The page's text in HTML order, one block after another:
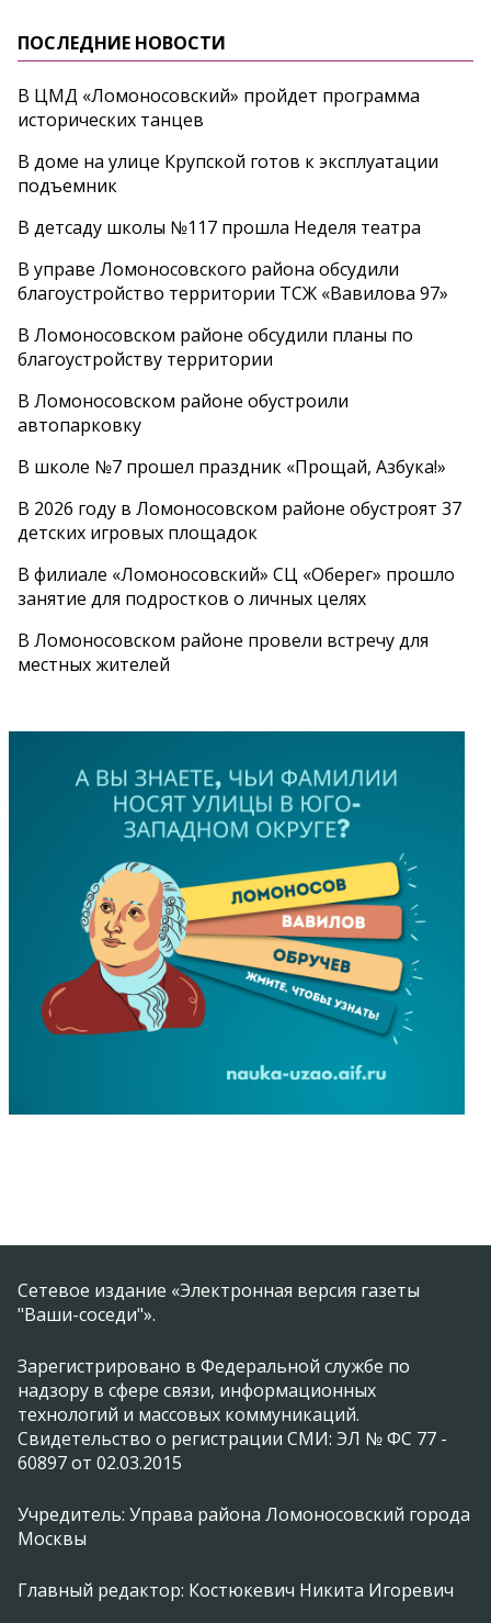
ПОСЛЕДНИЕ НОВОСТИ
В ЦМД «Ломоносовский» пройдет программа
исторических танцев
В доме на улице Крупской готов к эксплуатации
подъемник
В детсаду школы №117 прошла Неделя театра
В управе Ломоносовского района обсудили
благоустройство территории ТСЖ «Вавилова 97»
В Ломоносовском районе обсудили планы по
благоустройству территории
В Ломоносовском районе обустроили
автопарковку
В школе №7 прошел праздник «Прощай, Азбука!»
В 2026 году в Ломоносовском районе обустроят 37
детских игровых площадок
В филиале «Ломоносовский» СЦ «Оберег» прошло
занятие для подростков о личных целях
В Ломоносовском районе провели встречу для
местных жителей
Сетевое издание «Электронная версия газеты
"Ваши-соседи"».
Зарегистрировано в Федеральной службе по
надзору в сфере связи, информационных
технологий и массовых коммуникаций.
Свидетельство о регистрации СМИ: ЭЛ № ФС 77 -
60897 от 02.03.2015
Учредитель: Управа района Ломоносовский города
Москвы
Главный редактор: Костюкевич Никита Игоревич